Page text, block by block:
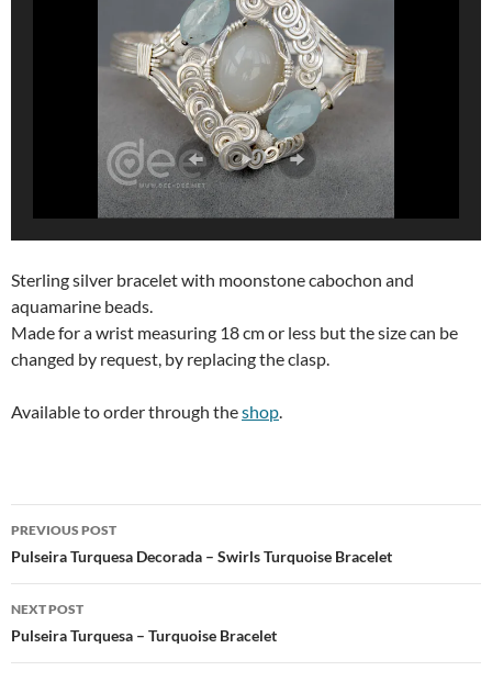
Sterling silver bracelet with moonstone cabochon and
aquamarine beads.
Made for a wrist measuring 18 cm or less but the size can be
changed by request, by replacing the clasp.
Available to order through theshop
Post
navigation
PREVIOUS POST
Pulseira Turquesa Decorada – Swirls Turquoise Bracelet
NEXT POST
Pulseira Turquesa – Turquoise Bracelet